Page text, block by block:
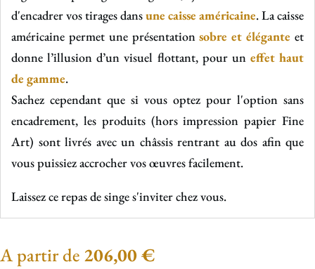
d'encadrer vos tirages dansune caisse américaine. La caisse
américaine permet une présentationsobre et élégante et
donne l’illusion d’un visuel flottant, pour un effet haut
de gamme.
Sachez cependant que si vous optez pour l'option sans
encadrement, les produits (hors impression papier Fine
Art) sont livrés avec un châssis rentrant au dos afin que
vous puissiez accrocher vos œuvres facilement.
Laissez ce repas de singe s'inviter chez vous.
A partir de 206,00€